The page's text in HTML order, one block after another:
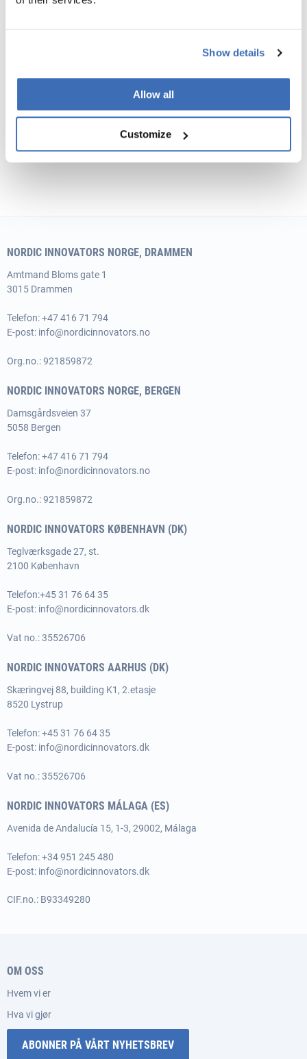
Show details
Allow all
Customize
KONTAKT OSS
NORDIC INNOVATORS NORGE, DRAMMEN
Amtmand Bloms gate 1
3015 Drammen
Telefon: +47 416 71 794
E-post: info@nordicinnovators.no
Org.no.: 921859872
NORDIC INNOVATORS NORGE, BERGEN
Damsgårdsveien 37
5058 Bergen
Telefon: +47 416 71 794
E-post: info@nordicinnovators.no
Org.no.: 921859872
NORDIC INNOVATORS KØBENHAVN (DK)
Teglværksgade 27, st.
2100 København
Telefon:+45 31 76 64 35
E-post: info@nordicinnovators.dk
Vat no.: 35526706
NORDIC INNOVATORS AARHUS (DK)
Skæringvej 88, building K1, 2.etasje
8520 Lystrup
Telefon:+45 31 76 64 35
E-post: info@nordicinnovators.dk
Vat no.: 35526706
NORDIC INNOVATORS MÁLAGA (ES)
Avenida de Andalucía 15, 1-3, 29002, Málaga
Telefon: +34 951 245 480
E-post: info@nordicinnovators.dk
CIF.no.: B93349280
OM OSS
Hvem vi er
Hva vi gjør
ABONNER PÅ VÅRT NYHETSBREV